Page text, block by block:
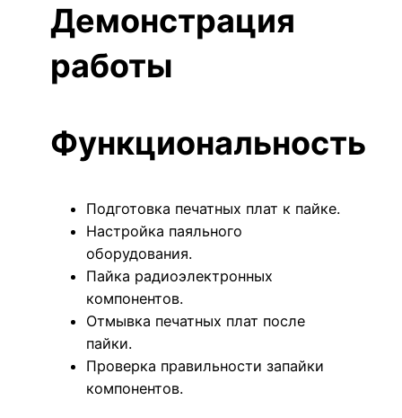
Демонстрация
работы
Функциональность
Подготовка печатных плат к пайке.
Настройка паяльного
оборудования.
Пайка радиоэлектронных
компонентов.
Отмывка печатных плат после
пайки.
Проверка правильности запайки
компонентов.